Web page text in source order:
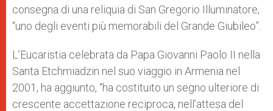
consegna di una reliquia di San Gregorio Illuminatore,
“uno degli eventi più memorabili del Grande Giubileo”.
L’Eucaristia celebrata da Papa Giovanni Paolo II nella
Santa Etchmiadzin nel suo viaggio in Armenia nel
2001, ha aggiunto, “ha costituito un segno ulteriore di
crescente accettazione reciproca, nell’attesa del